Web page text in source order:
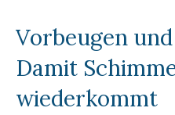
Vorbeugen
Damit
wiederkommt